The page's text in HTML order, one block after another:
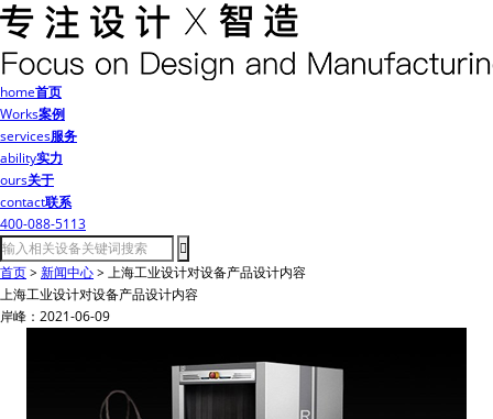
home首页
Works案例
services服务
ability实力
ours关于
contact联系
400-088-5113
首页> 新闻中心> 上海工业设计对设备产品设计内容
上海工业设计对设备产品设计内容
岸峰：2021-06-09